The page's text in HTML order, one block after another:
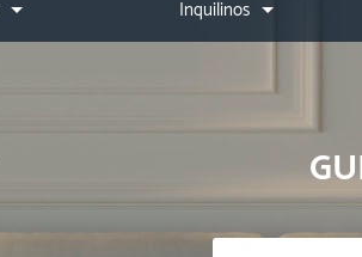
Inquilinos
Downloads